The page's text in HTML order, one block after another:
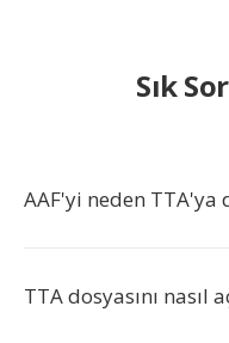
Sık
AAF'yi neden
TTA dosyasını nasıl